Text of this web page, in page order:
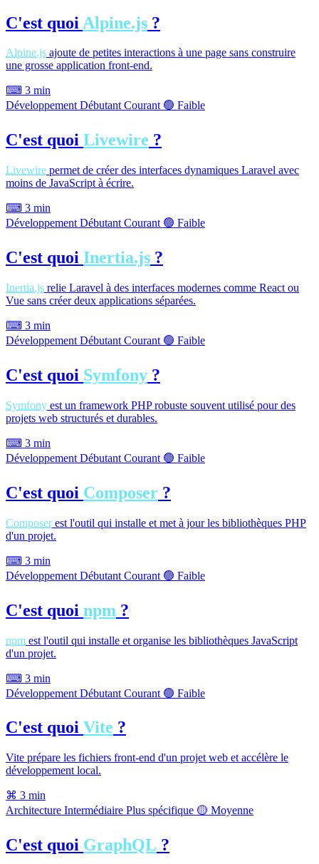
C'est quoi Alpine.js ?
Alpine.js ajoute de petites interactions à une page sans construire
une grosse application front-end.
⌨ 3 min
Développement Débutant Courant 🟢 Faible
C'est quoi Livewire ?
Livewire permet de créer des interfaces dynamiques Laravel avec
moins de JavaScript à écrire.
⌨ 3 min
Développement Débutant Courant 🟢 Faible
C'est quoi Inertia.js ?
Inertia.js relie Laravel à des interfaces modernes comme React ou
Vue sans créer deux applications séparées.
⌨ 3 min
Développement Débutant Courant 🟢 Faible
C'est quoi Symfony ?
Symfony est un framework PHP robuste souvent utilisé pour des
projets web structurés et durables.
⌨ 3 min
Développement Débutant Courant 🟢 Faible
C'est quoi Composer ?
Composerest l'outil qui installe et met à jour les bibliothèques PHP
d'un projet.
⌨ 3 min
Développement Débutant Courant 🟢 Faible
C'est quoi npm ?
npm est l'outil qui installe et organise les bibliothèques JavaScript
d'un projet.
⌨ 3 min
Développement Débutant Courant 🟢 Faible
C'est quoi Vite ?
Vite prépare les fichiers front-end d'un projet web et accélère le
développement local.
⌘ 3 min
Architecture Intermédiaire Plus spécifique 🟡 Moyenne
C'est quoi GraphQL ?